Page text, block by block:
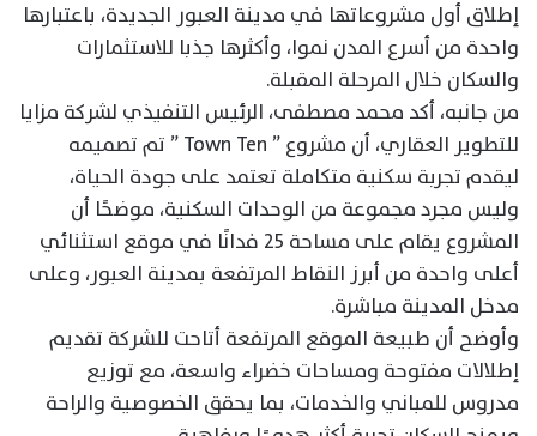
إطلاق أول مشروعاتها في مدينة العبور الجديدة، باعتبارها
واحدة من أسرع المدن نموا، وأكثرها جذبا للاستثمارات
والسكان خلال المرحلة المقبلة.
من جانبه، أكد محمد مصطفى، الرئيس التنفيذي لشركة مزايا
للتطوير العقاري، أن مشروع ” Town Ten ” تم تصميمه
ليقدم تجربة سكنية متكاملة تعتمد على جودة الحياة،
وليس مجرد مجموعة من الوحدات السكنية، موضحًا أن
المشروع يقام على مساحة 25 فدانًا في موقع استثنائي
أعلى واحدة من أبرز النقاط المرتفعة بمدينة العبور، وعلى
مدخل المدينة مباشرة.
وأوضح أن طبيعة الموقع المرتفعة أتاحت للشركة تقديم
إطلالات مفتوحة ومساحات خضراء واسعة، مع توزيع
مدروس للمباني والخدمات، بما يحقق الخصوصية والراحة